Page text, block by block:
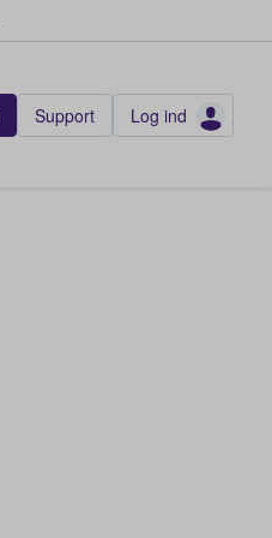
Support Log ind